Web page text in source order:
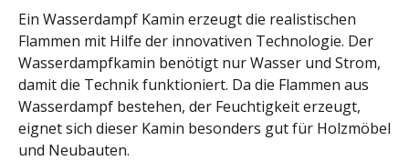
Ein Wasserdampf Kamin erzeugt die realistischen
Flammen mit Hilfe der innovativen Technologie. Der
Wasserdampfkamin benötigt nur Wasser und Strom,
damit die Technik funktioniert. Da die Flammen aus
Wasserdampf bestehen, der Feuchtigkeit erzeugt,
eignet sich dieser Kamin besonders gut für Holzmöbel
und Neubauten.